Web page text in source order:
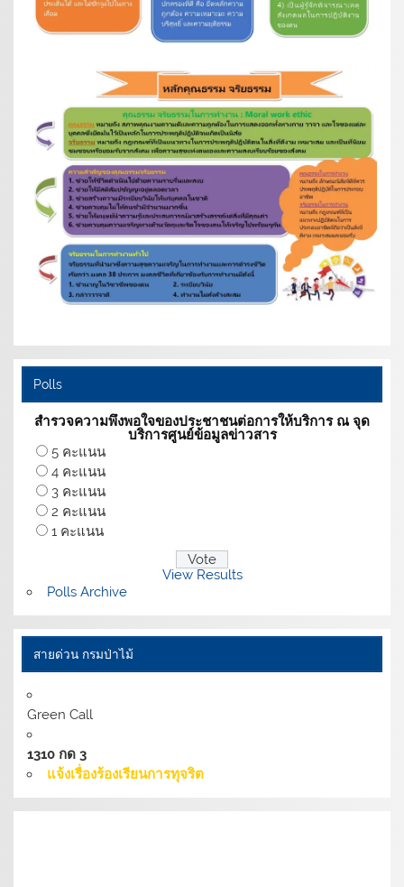
Polls
สำรวจความพึงพอใจของประชาชนต่อการให้บริการ ณ จุด
บริการศูนย์ข้อมูลข่าวสาร
5 คะแนน
4 คะแนน
3 คะแนน
2 คะแนน
1 คะแนน
View Results
Polls Archive
สายด่วน กรมป่าไม้
Green Call
1310 กด 3
แจ้งเรื่องร้องเรียนการทุจริต